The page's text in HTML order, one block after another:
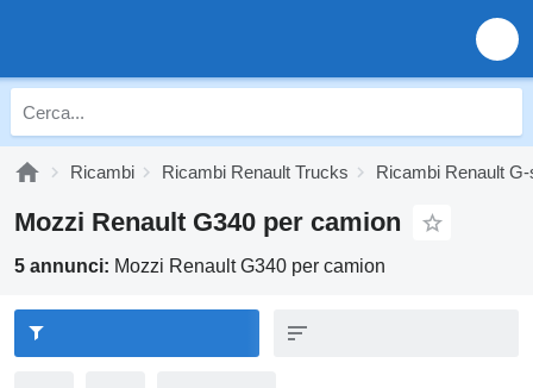
Ricambi Ricambi Renault Trucks Ricambi Renault
Mozzi Renault G340 per camion
5 annunci: Mozzi Renault G340 per camion